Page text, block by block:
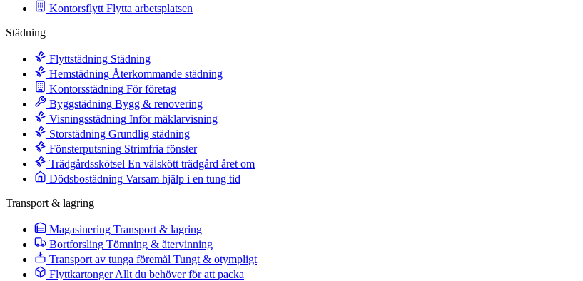
Kontorsflytt Flytta arbetsplatsen
Städning
Flyttstädning Städning
Hemstädning Återkommande städning
Kontorsstädning För företag
Byggstädning Bygg & renovering
Visningsstädning Inför mäklarvisning
Storstädning Grundlig städning
Fönsterputsning Strimfria fönster
Trädgårdsskötsel En välskött trädgård året om
Dödsbostädning Varsam hjälp i en tung tid
Transport & lagring
Magasinering Transport & lagring
Bortforsling Tömning & återvinning
Transport av tunga föremål Tungt & otympligt
Flyttkartonger Allt du behöver för att packa